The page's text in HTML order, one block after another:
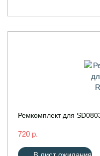
Ремкомплект для
720 р.